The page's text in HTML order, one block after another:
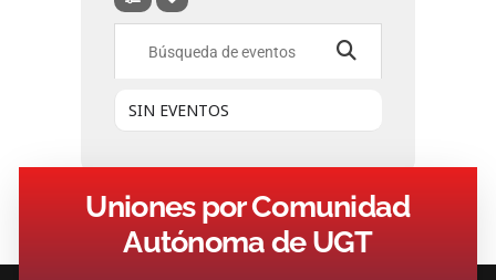
SIN EVENTOS
Uniones por Comunidad
Autónoma de UGT